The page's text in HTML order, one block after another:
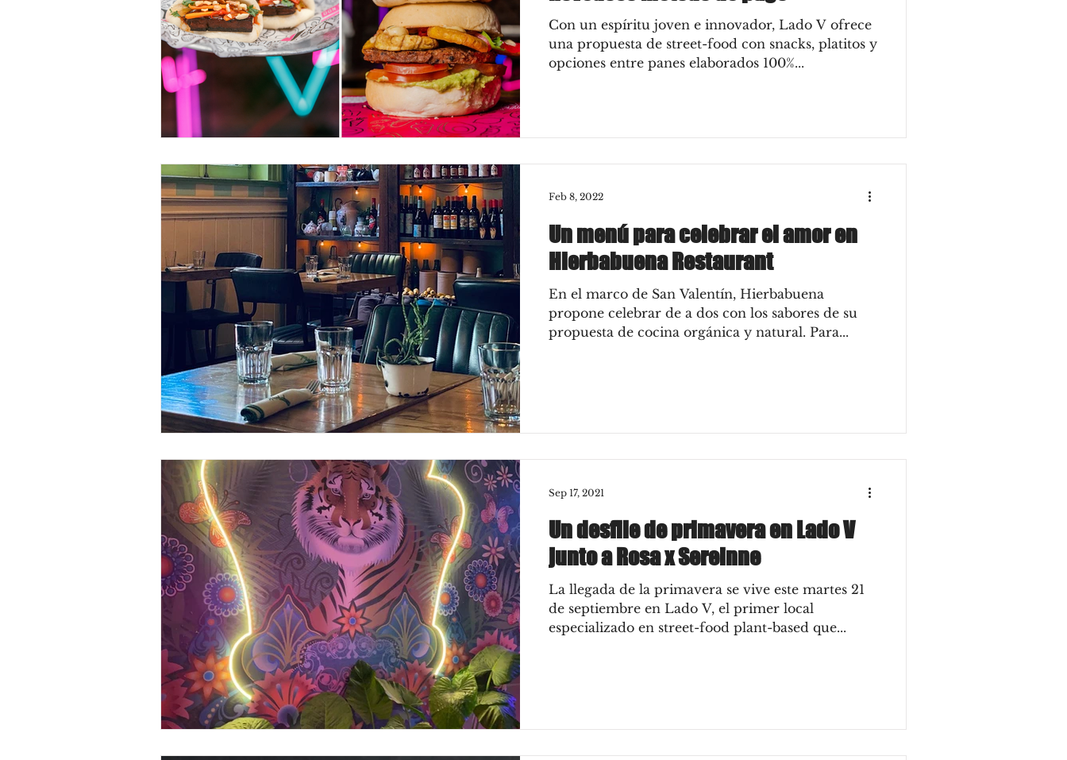
Con un espíritu joven e innovador, Lado V ofrece
una propuesta de street-food con snacks, platitos y
opciones entre panes elaborados 100%...
Un menú para celebrar el amor en
Hierbabuena Restaurant
En el marco de San Valentín, Hierbabuena
propone celebrar de a dos con los sabores de su
propuesta de cocina orgánica y natural. Para...
Feb 8, 2022
Un desfile de primavera en Lado V
junto a Rosa x Sereinne
La llegada de la primavera se vive este martes 21
de septiembre en Lado V, el primer local
especializado en street-food plant-based que...
Sep 17, 2021